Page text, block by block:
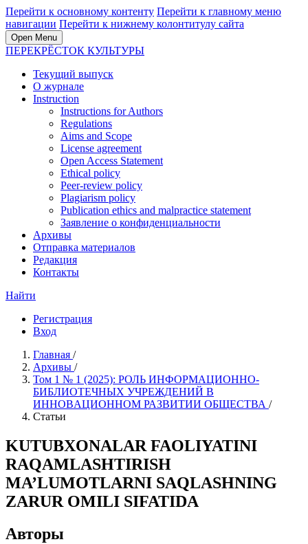
Перейти к основному контенту Перейти к главному меню
навигации Перейти к нижнему колонтитулу сайта
Open Menu
ПЕРЕКРЁСТОК КУЛЬТУРЫ
Текущий выпуск
О журнале
Instruction
Instructions for Authors
Regulations
Aims and Scope
License agreement
Open Access Statement
Ethical policy
Peer-review policy
Plagiarism policy
Publication ethics and malpractice statement
Заявление о конфиденциальности
Архивы
Отправка материалов
Редакция
Контакты
Найти
Регистрация
Вход
Главная /
Архивы /
Том 1 № 1 (2025): РОЛЬ ИНФОРМAЦИОННО-
БИБЛИОТЕЧНЫХ УЧРЕЖДЕНИЙ В
ИННОВAЦИОННОМ РАЗВИТИИ ОБЩЕСТВА /
Статьи
KUTUBXONALAR FAOLIYATINI
RAQAMLASHTIRISH
MA’LUMOTLARNI SAQLASHNING
ZARUR OMILI SIFATIDA
Авторы